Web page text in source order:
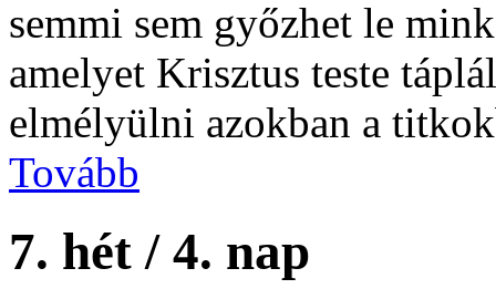
semmi sem győzhet le
amelyet Krisztus teste
elmélyülni azokban a
Tovább
7. hét / 4. nap